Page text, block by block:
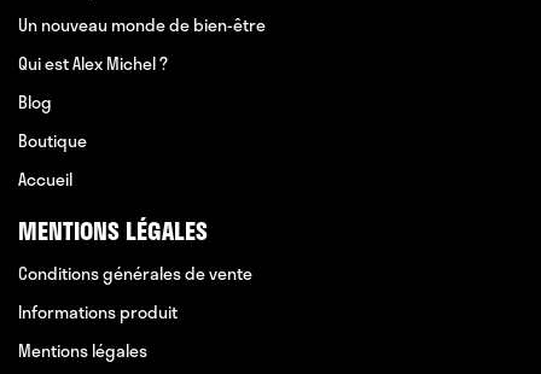
Un nouveau monde de bien-être
Qui est Alex Michel ?
Blog
Boutique
Accueil
MENTIONS LÉGALES
Conditions générales de vente
Informations produit
Mentions légales